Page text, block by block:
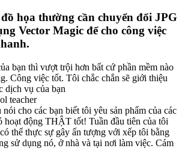
họa thường cần chuyển đổi JPG
Vector Magic để cho công việc
bạn thì vượt trội hơn bất cứ phần mềm nào
Công việc tốt. Tôi chắc chắn sẽ giới thiệu
dịch vụ của bạn
teacher
cho các bạn biết tôi yêu sản phẩm của các
hoạt động THẬT tốt! Tuần đầu tiên của tôi
thể thực sự gây ấn tượng với xếp tôi bằng
sử dụng nó, ở nhà và tại nơi làm việc. Cám